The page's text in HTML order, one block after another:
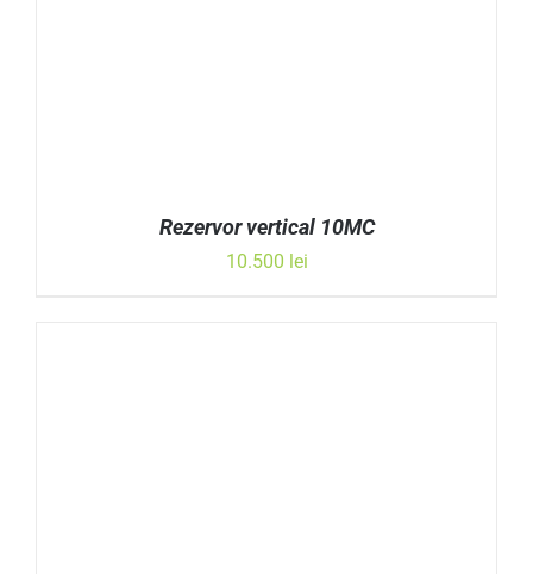
Rezervor vertical 10MC
10.500 lei